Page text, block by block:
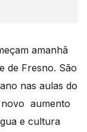
amanhã
de Fresno. São
nas aulas do
novo aumento
e cultura